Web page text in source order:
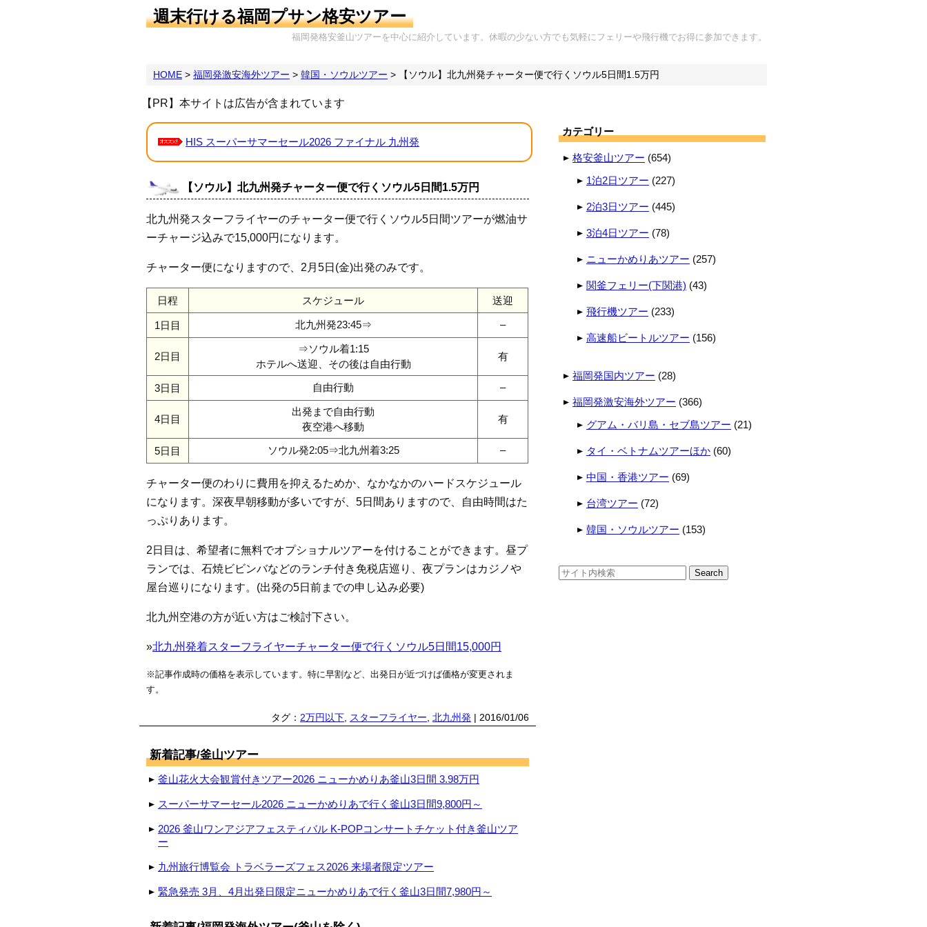
週末行ける福岡プサン格安ツアー
福岡発格安釜山ツアーを中心に紹介しています。休暇の少ない方でも気軽にフェリーや飛行機でお得に参加できます。
HOME > 福岡発激安海外ツアー > 韓国・ソウルツアー > 【ソウル】北九州発チャーター便で行くソウル5日間1.5万円
【PR】本サイトは広告が含まれています
HIS スーパーサマーセール2026 ファイナル 九州発
【ソウル】北九州発チャーター便で行くソウル5日間1.5万円
北九州発スターフライヤーのチャーター便で行くソウル5日間ツアーが燃油サ
ーチャージ込みで15,000円になります。
チャーター便になりますので、2月5日(金)出発のみです。
日程 スケジュール 送迎
1日目 北九州発23:45⇒ –
2日目
⇒ソウル着1:15
ホテルへ送迎、その後は自由行動
有
3日目 自由行動 –
4日目
出発まで自由行動
夜空港へ移動
有
5日目 ソウル発2:05⇒北九州着3:25 –
チャーター便のわりに費用を抑えるためか、なかなかのハードスケジュール
になります。深夜早朝移動が多いですが、5日間ありますので、自由時間はた
っぷりあります。
2日目は、希望者に無料でオプショナルツアーを付けることができます。昼プ
ランでは、石焼ビビンバなどのランチ付き免税店巡り、夜プランはカジノや
屋台巡りになります。(出発の5日前までの申し込み必要)
北九州空港の方が近い方はご検討下さい。
»北九州発着スターフライヤーチャーター便で行くソウル5日間15,000円
※記事作成時の価格を表示しています。特に早割など、出発日が近づけば価格が変更されま
す。
タグ： 2万円以下 スターフライヤー 北九州発 | 2016/01/06
新着記事/釜山ツアー
釜山花火大会観賞付きツアー2026 ニューかめりあ釜山3日間 3.98万円
スーパーサマーセール2026 ニューかめりあで行く釜山3日間9,800円～
2026 釜山ワンアジアフェスティバル K-POPコンサートチケット付き釜山ツア
ー
九州旅行博覧会 トラベラーズフェス2026 来場者限定ツアー
緊急発売 3月、4月出発日限定ニューかめりあで行く釜山3日間7,980円～
カテゴリー
格安釜山ツアー (654)
1泊2日ツアー (227)
2泊3日ツアー (445)
3泊4日ツアー (78)
ニューかめりあツアー (257)
関釜フェリー(下関港) (43)
飛行機ツアー (233)
高速船ビートルツアー (156)
福岡発国内ツアー (28)
福岡発激安海外ツアー (366)
グアム・バリ島・セブ島ツアー (21)
タイ・ベトナムツアーほか (60)
中国・香港ツアー (69)
台湾ツアー (72)
韓国・ソウルツアー (153)
検
索: